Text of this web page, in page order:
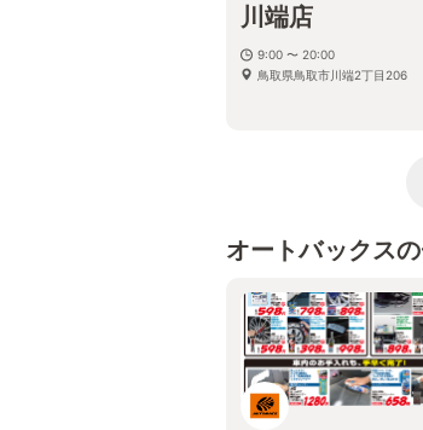
川端店
9:00 〜 20:00
鳥取県鳥取市川端2丁目206
オートバックス